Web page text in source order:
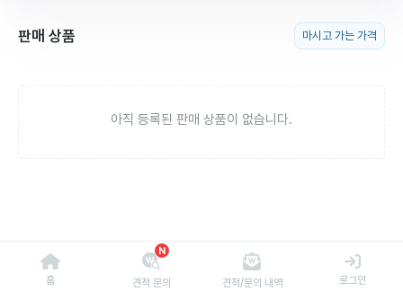
판매 상품 마시고 가는 가격
아직 등록된 판매 상품이 없습니다.
홈
N
견적 문의 견적/문의 내역 로그인